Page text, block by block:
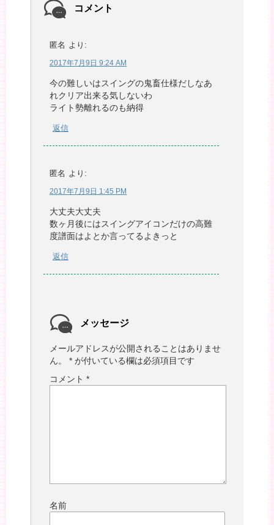
コメント
匿名 より:
2017年7月9日 9:24 AM
今の難しいはスイングの鬼畜仕様だしなあ
れクリア出来る気しないわ
ライト勢離れるのも納得
返信
匿名 より:
2017年7月9日 1:45 PM
大丈夫大丈夫
数ヶ月後にはスイングアイコンだけの高難
度譜面はよとか言ってるよきっと
返信
メッセージ
メールアドレスが公開されることはありませ
ん。
* が付いている欄は必須項目です
コメント *
名前